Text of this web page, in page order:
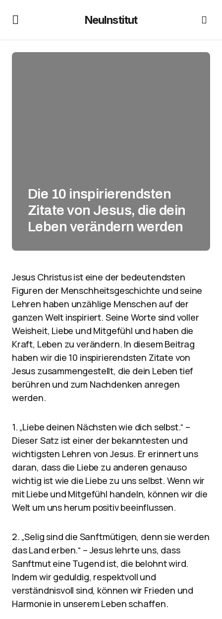
NeuInstitut
Die 10 inspirierendsten
Zitate von Jesus, die dein
Leben verändern werden
Jesus Christus ist eine der bedeutendsten
Figuren der Menschheitsgeschichte und seine
Lehren haben unzählige Menschen auf der
ganzen Welt inspiriert. Seine Worte sind voller
Weisheit, Liebe und Mitgefühl und haben die
Kraft, Leben zu verändern. In diesem Beitrag
haben wir die 10 inspirierendsten Zitate von
Jesus zusammengestellt, die dein Leben tief
berühren und zum Nachdenken anregen
werden.
1. „Liebe deinen Nächsten wie dich selbst.“ –
Dieser Satz ist einer der bekanntesten und
wichtigsten Lehren von Jesus. Er erinnert uns
daran, dass die Liebe zu anderen genauso
wichtig ist wie die Liebe zu uns selbst. Wenn wir
mit Liebe und Mitgefühl handeln, können wir die
Welt um uns herum positiv beeinflussen.
2. „Selig sind die Sanftmütigen, denn sie werden
das Land erben.“ – Jesus lehrte uns, dass
Sanftmut eine Tugend ist, die belohnt wird.
Indem wir geduldig, respektvoll und
verständnisvoll sind, können wir Frieden und
Harmonie in unserem Leben schaffen.